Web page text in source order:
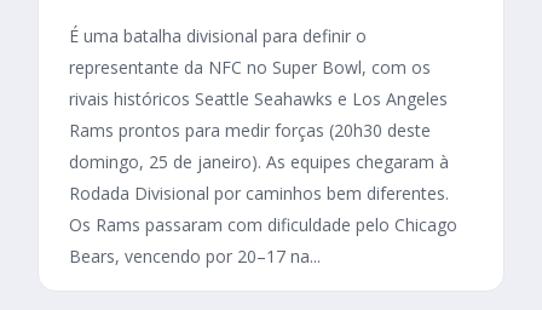
É uma batalha divisional para definir o
representante da NFC no Super Bowl, com os
rivais históricos Seattle Seahawks e Los Angeles
Rams prontos para medir forças (20h30 deste
domingo, 25 de janeiro). As equipes chegaram à
Rodada Divisional por caminhos bem diferentes.
Os Rams passaram com dificuldade pelo Chicago
Bears, vencendo por 20–17 na...